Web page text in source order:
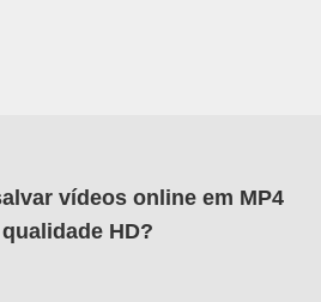
vídeos online em MP4
HD?